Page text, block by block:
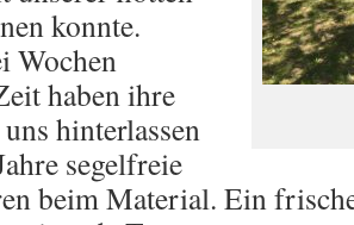
konnte.
Wochen
haben ihre
hinterlassen
segelfreie
beim Material. Ein